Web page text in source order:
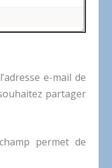
e-mail de
partager
permet de